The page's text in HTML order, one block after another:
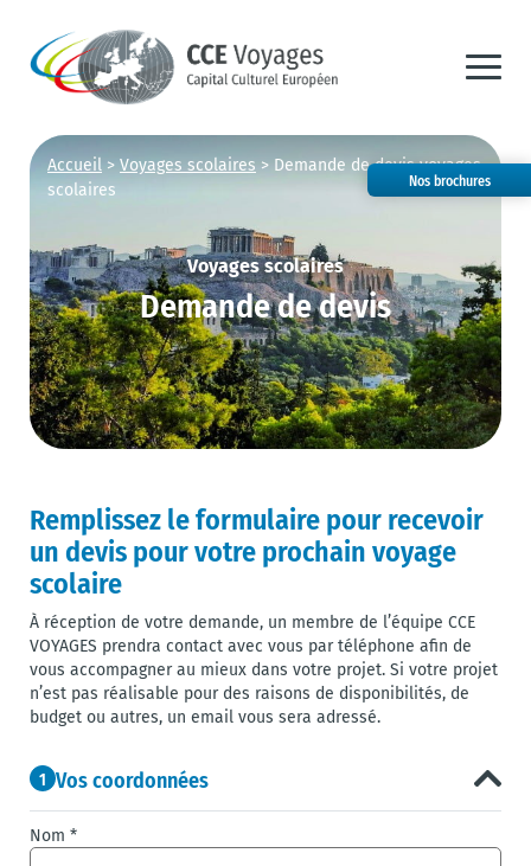
Nos brochures
Accueil > Voyages scolaires > Demande de devis voyages
scolaires
Voyages scolaires
Demande de devis
Remplissez le formulaire pour recevoir
un devis pour votre prochain voyage
scolaire
À réception de votre demande, un membre de l’équipe CCE
VOYAGES prendra contact avec vous par téléphone afin de
vous accompagner au mieux dans votre projet. Si votre projet
n’est pas réalisable pour des raisons de disponibilités, de
budget ou autres, un email vous sera adressé.
1 Vos coordonnées
Nom *